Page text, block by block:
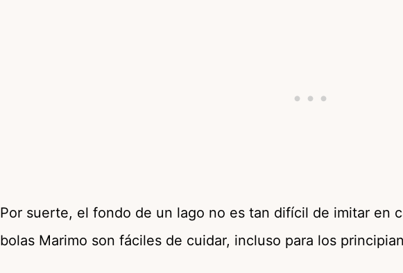
Por suerte, el fondo de un lago no es tan difícil de imitar en
bolas Marimo son fáciles de cuidar, incluso para los